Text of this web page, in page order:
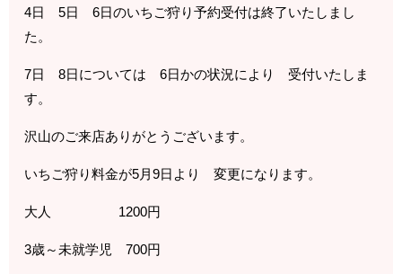
4日 5日 6日のいちご狩り予約受付は終了いたしまし
た。
7日 8日については 6日かの状況により 受付いたしま
す。
沢山のご来店ありがとうございます。
いちご狩り料金が5月9日より 変更になります。
大人 1200円
3歳～未就学児 700円